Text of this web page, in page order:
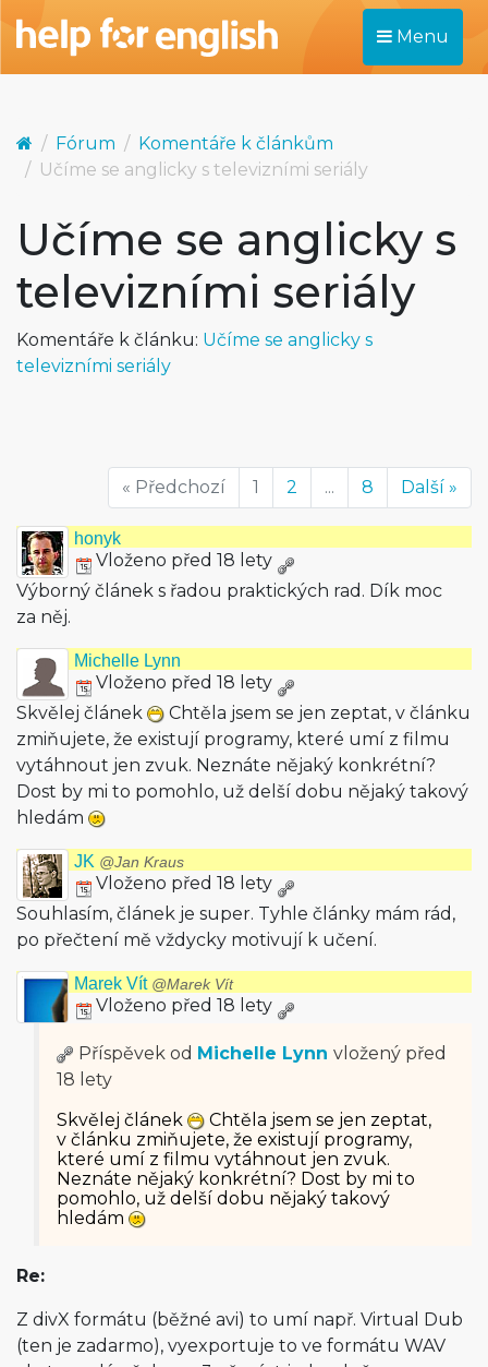
Menu
Fórum
Komentáře k článkům
Učíme se anglicky s televizními seriály
Učíme se anglicky s
televizními seriály
Komentáře k článku: Učíme se anglicky s
televizními seriály
« Předchozí 1 2 ... 8 Další »
honyk
Vloženo před 18 lety
Výborný článek s řadou praktických rad. Dík moc
za něj.
Michelle Lynn
Vloženo před 18 lety
Skvělej článek
Chtěla jsem se jen zeptat, v článku
zmiňujete, že existují programy, které umí z filmu
vytáhnout jen zvuk. Neznáte nějaký konkrétní?
Dost by mi to pomohlo, už delší dobu nějaký takový
hledám
JK @Jan Kraus
Vloženo před 18 lety
Souhlasím, článek je super. Tyhle články mám rád,
po přečtení mě vždycky motivují k učení.
Marek Vít @Marek Vít
Vloženo před 18 lety
Příspěvek od Michelle Lynn vložený před
18 lety
Skvělej článek
Chtěla jsem se jen zeptat,
v článku zmiňujete, že existují programy,
které umí z filmu vytáhnout jen zvuk.
Neznáte nějaký konkrétní? Dost by mi to
pomohlo, už delší dobu nějaký takový
hledám
Re:
Z divX formátu (běžné avi) to umí např. Virtual Dub
(ten je zadarmo), vyexportuje to ve formátu WAV